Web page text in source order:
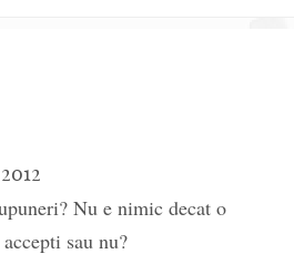
Nu e nimic decat o
sau nu?